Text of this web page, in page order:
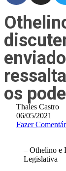
os
Thales Castro
06/05/2021
Fazer
– Othelino e
Legislativa